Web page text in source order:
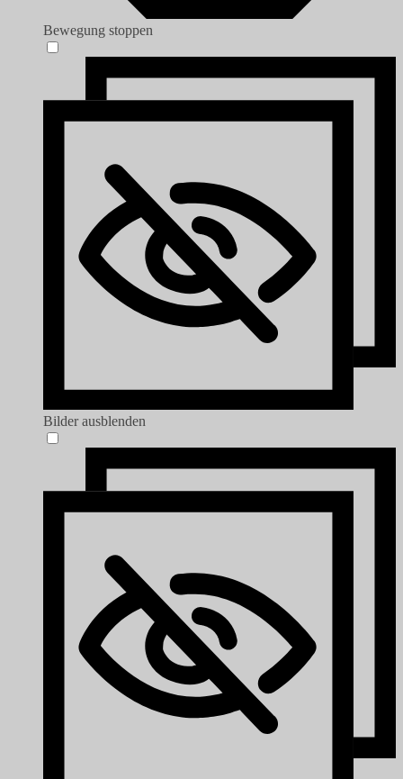
Bewegung stoppen
Bilder ausblenden